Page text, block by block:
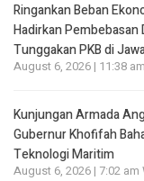
Ringankan Beban
Hadirkan Pembebasan
Tunggakan PKB di
August 6, 2026 | 11:38
Kunjungan Armada
Gubernur Khofifah
Teknologi Maritim
August 6, 2026 | 7:02 am